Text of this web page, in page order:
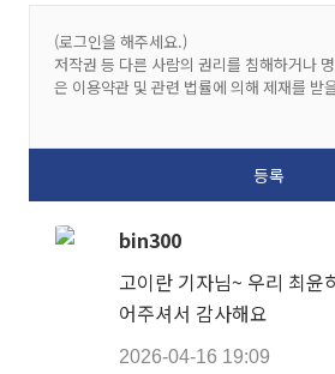
bin300
고이란 기자님~ 우리 최윤
어주셔서 감사해요
2026-04-16 19:09